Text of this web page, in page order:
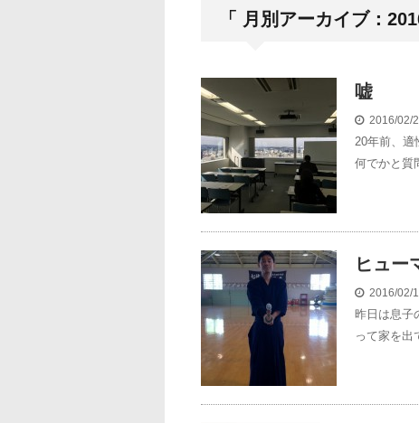
「 月別アーカイブ：
嘘
2016/02/
20年前、適
何でかと
ヒュー
2016/02/
昨日は息子
って家を